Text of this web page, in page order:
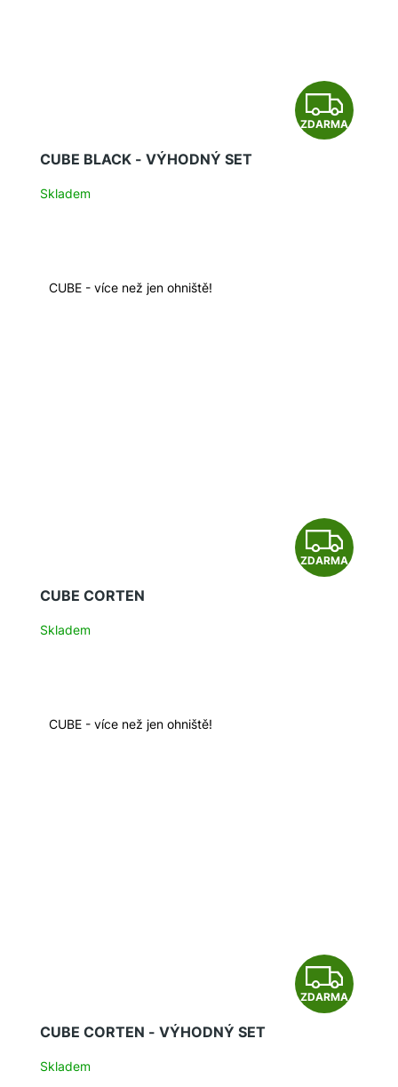
Z
D
ZDARMA
CUBE BLACK - VÝHODNÝ SET
Skladem
CUBE - více než jen ohniště!
Z
D
ZDARMA
CUBE CORTEN
Skladem
CUBE - více než jen ohniště!
Z
D
ZDARMA
CUBE CORTEN - VÝHODNÝ SET
Skladem